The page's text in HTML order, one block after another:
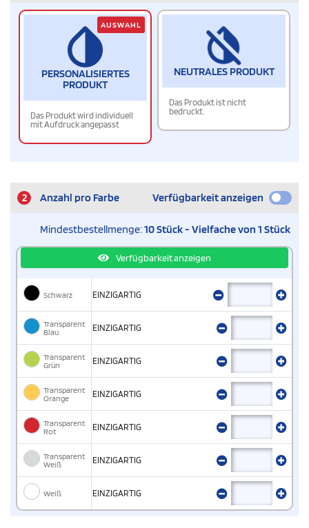
PERSONALISIERTES
PRODUKT
Das Produkt wird individuell
mit Aufdruck angepasst
AUSWAHL
NEUTRALES PRODUKT
Das Produkt ist nicht
bedruckt.
2 Anzahl pro Farbe Verfügbarkeit anzeigen
Mindestbestellmenge:10 Stück - Vielfache von 1 Stück
Verfügbarkeit anzeigen
Schwarz EINZIGARTIG
Transparent
Blau
EINZIGARTIG
Transparent
Grün
EINZIGARTIG
Transparent
Orange
EINZIGARTIG
Transparent
Rot
EINZIGARTIG
Transparent
Weiß
EINZIGARTIG
Weiß EINZIGARTIG